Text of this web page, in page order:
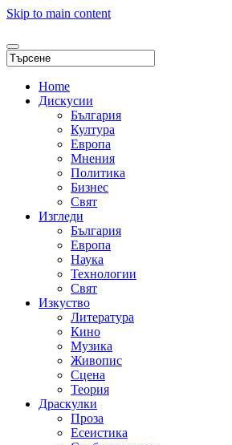
Skip to main content
Home
Дискусии
България
Култура
Европа
Мнения
Политика
Бизнес
Свят
Изгледи
България
Европа
Наука
Технологии
Свят
Изкуство
Литература
Кино
Музика
Живопис
Сцена
Теория
Драскулки
Проза
Есеистика